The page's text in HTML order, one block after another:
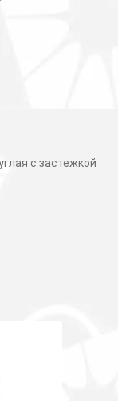
с застежкой